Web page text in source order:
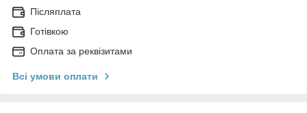
Післяплата
Готівкою
Оплата за реквізитами
Всі умови оплати